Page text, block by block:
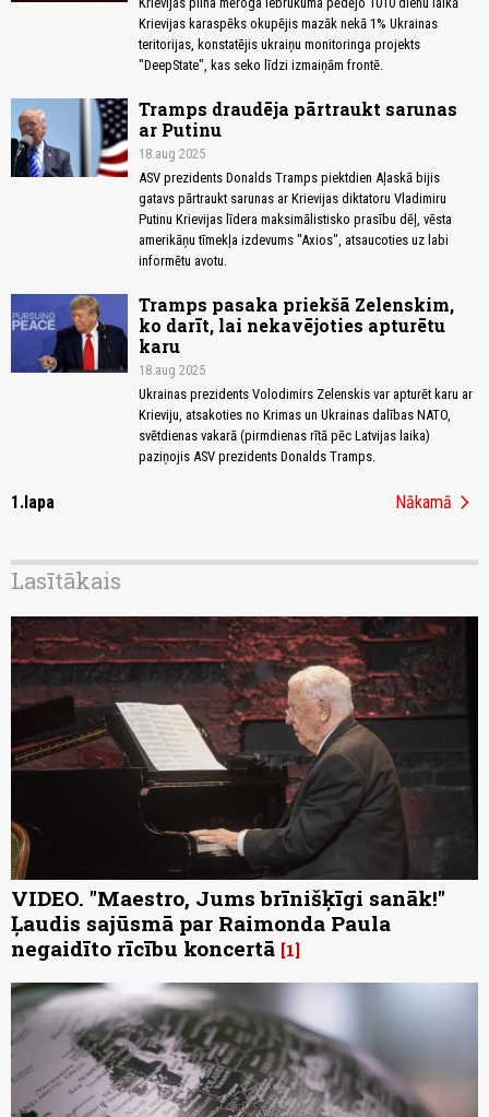
Krievijas karaspēks okupējis mazāk nekā 1% Ukrainas
teritorijas, konstatējis ukraiņu monitoringa projekts
"DeepState", kas seko līdzi izmaiņām frontē.
Tramps draudēja pārtraukt sarunas
ar Putinu
18.aug 2025
ASV prezidents Donalds Tramps piektdien Aļaskā bijis
gatavs pārtraukt sarunas ar Krievijas diktatoru Vladimiru
Putinu Krievijas līdera maksimālistisko prasību dēļ, vēsta
amerikāņu tīmekļa izdevums "Axios", atsaucoties uz labi
informētu avotu.
Tramps pasaka priekšā Zelenskim,
ko darīt, lai nekavējoties apturētu
karu
18.aug 2025
Ukrainas prezidents Volodimirs Zelenskis var apturēt karu ar
Krieviju, atsakoties no Krimas un Ukrainas dalības NATO,
svētdienas vakarā (pirmdienas rītā pēc Latvijas laika)
paziņojis ASV prezidents Donalds Tramps.
1.lapa Nākamā chevron_right
Lasītākais
VIDEO. "Maestro, Jums brīnišķīgi sanāk!"
Ļaudis sajūsmā par Raimonda Paula
negaidīto rīcību koncertā 1